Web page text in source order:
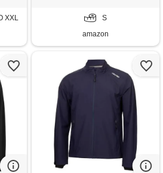
XXL
S
amazon